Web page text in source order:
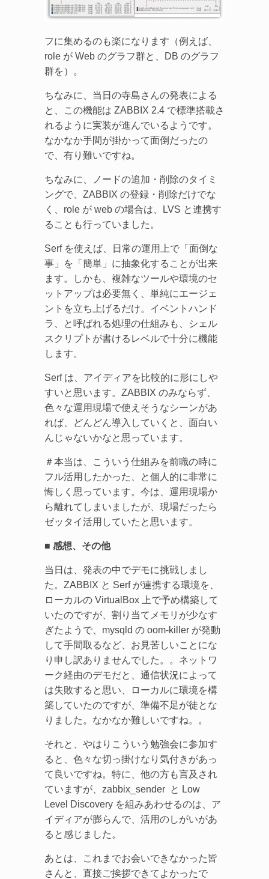
フに集めるのも楽になります（例えば、
role が Web のグラフ群と、DB のグラフ
群を）。
ちなみに、当日の寺島さんの発表による
と、この機能は ZABBIX 2.4 で標準搭載さ
れるように実装が進んでいるようです。
なかなか手間が掛かって面倒だったの
で、有り難いですね。
ちなみに、ノードの追加・削除のタイミ
ングで、ZABBIX の登録・削除だけでな
く、role が web の場合は、LVS と連携す
ることも行っていました。
Serf を使えば、日常の運用上で「面倒な
事」を「簡単」に抽象化することが出来
ます。しかも、複雑なツールや環境のセ
ットアップは必要無く、単純にエージェ
ントを立ち上げるだけ。イベントハンド
ラ、と呼ばれる処理の仕組みも、シェル
スクリプトが書けるレベルで十分に機能
します。
Serf は、アイディアを比較的に形にしや
すいと思います。ZABBIX のみならず、
色々な運用現場で使えそうなシーンがあ
れば、どんどん導入していくと、面白い
んじゃないかなと思っています。
＃本当は、こういう仕組みを前職の時に
フル活用したかった、と個人的に非常に
悔しく思っています。今は、運用現場か
ら離れてしまいましたが、現場だったら
ゼッタイ活用していたと思います。
■ 感想、その他
当日は、発表の中でデモに挑戦しまし
た。ZABBIX と Serf が連携する環境を、
ローカルの VirtualBox 上で予め構築して
いたのですが、割り当てメモリが少なす
ぎたようで、mysqld の oom-killer が発動
して手間取るなど、お見苦しいことにな
り申し訳ありませんでした。。ネットワ
ーク経由のデモだと、通信状況によって
は失敗すると思い、ローカルに環境を構
築していたのですが、準備不足が徒とな
りました。なかなか難しいですね。。
それと、やはりこういう勉強会に参加す
ると、色々な切っ掛けなり気付きがあっ
て良いですね。特に、他の方も言及され
ていますが、zabbix_sender と Low
Level Discovery を組みあわせるのは、ア
イディアが膨らんで、活用のしがいがあ
ると感じました。
あとは、これまでお会いできなかった皆
さんと、直接ご挨拶できてよかったで